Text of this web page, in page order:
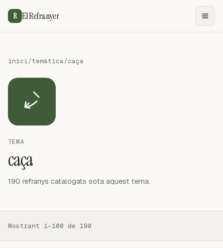
R El Refranyer
inici/temàtica/caça
TEMA
caça
190 refranys catalogats sota aquest tema.
Mostrant 1–100 de 190